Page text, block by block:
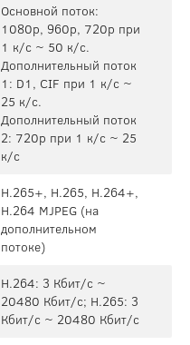
Основной поток:
1080p, 960p, 720p при
1 к/с ~ 50 к/с.
Дополнительный поток
1: D1, CIF при 1 к/с ~
25 к/с.
Дополнительный поток
2: 720p при 1 к/с ~ 25
к/с
H.265+, H.265, H.264+,
H.264 MJPEG (на
дополнительном
потоке)
H.264: 3 Кбит/с ~
20480 Кбит/с; H.265: 3
Кбит/с ~ 20480 Кбит/с